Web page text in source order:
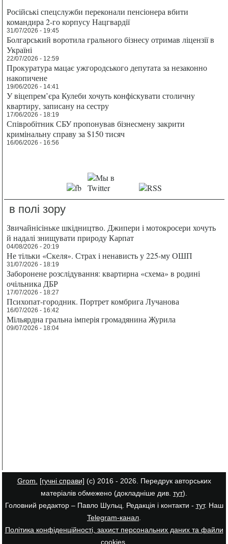
Російські спецслужби переконали пенсіонера вбити
командира 2-го корпусу Нацгвардії
31/07/2026 - 19:45
Болгарський воротила грального бізнесу отримав ліцензії в
Україні
22/07/2026 - 12:59
Прокуратура мацає ужгородського депутата за незаконно
накопичене
19/06/2026 - 14:41
У віцепрем’єра Кулеби хочуть конфіскувати столичну
квартиру, записану на сестру
17/06/2026 - 18:19
Співробітник СБУ пропонував бізнесмену закрити
кримінальну справу за $150 тисяч
16/06/2026 - 16:56
в полі зору
Звичайнісіньке шкідництво. Джипери і мотокросери хочуть
й надалі знищувати природу Карпат
04/08/2026 - 20:19
Не тільки «Скеля». Страх і ненависть у 225-му ОШП
31/07/2026 - 18:19
Заборонене розслідування: квартирна «схема» в родині
очільника ДБР
17/07/2026 - 18:27
Психопат-городник. Портрет комбрига Лучанова
16/07/2026 - 16:42
Мільярдна гральна імперія громадянина Журила
09/07/2026 - 18:04
Grom. [гучні справи] (с) 2016 - 2026. Передрук авторських
матеріалів обмежено (докладніше див. тут).
Головний редактор – Павло Шульц. Редакція і контакти - тут. Наш
Telegram-канал
Політика конфіденційності, захист персональних даних та файли
cookies